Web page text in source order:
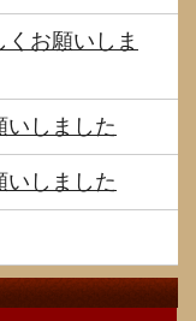
お願いしま
いしました
いしました